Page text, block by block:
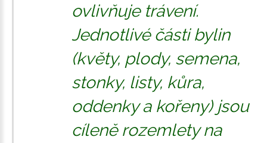
ovlivňuje trávení.
Jednotlivé části bylin
(květy, plody, semena,
stonky, listy, kůra,
oddenky a kořeny) jsou
cíleně rozemlety na